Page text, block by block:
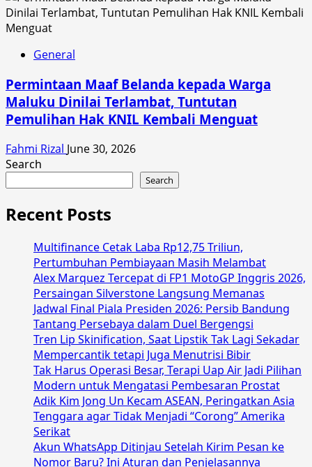
General
Permintaan Maaf Belanda kepada Warga
Maluku Dinilai Terlambat, Tuntutan
Pemulihan Hak KNIL Kembali Menguat
Fahmi Rizal June 30, 2026
Search
Search
Recent Posts
Multifinance Cetak Laba Rp12,75 Triliun,
Pertumbuhan Pembiayaan Masih Melambat
Alex Marquez Tercepat di FP1 MotoGP Inggris 2026,
Persaingan Silverstone Langsung Memanas
Jadwal Final Piala Presiden 2026: Persib Bandung
Tantang Persebaya dalam Duel Bergengsi
Tren Lip Skinification, Saat Lipstik Tak Lagi Sekadar
Mempercantik tetapi Juga Menutrisi Bibir
Tak Harus Operasi Besar, Terapi Uap Air Jadi Pilihan
Modern untuk Mengatasi Pembesaran Prostat
Adik Kim Jong Un Kecam ASEAN, Peringatkan Asia
Tenggara agar Tidak Menjadi “Corong” Amerika
Serikat
Akun WhatsApp Ditinjau Setelah Kirim Pesan ke
Nomor Baru? Ini Aturan dan Penjelasannya